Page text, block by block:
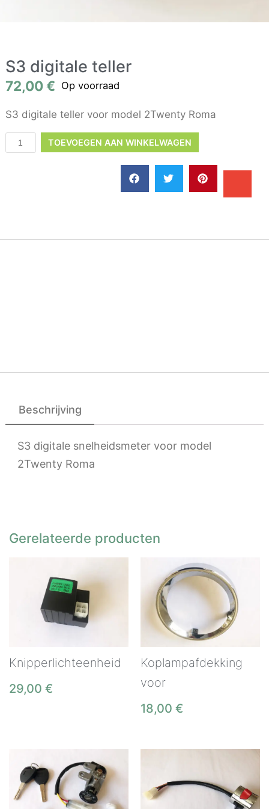
S3 digitale teller
72,00€ Op voorraad
S3 digitale teller voor model 2Twenty Roma
TOEVOEGEN AAN WINKELWAGEN
Beschrijving
S3 digitale snelheidsmeter voor model
2Twenty Roma
Gerelateerde producten
Knipperlichteenheid
29,00 €
Koplampafdekking
voor
18,00 €